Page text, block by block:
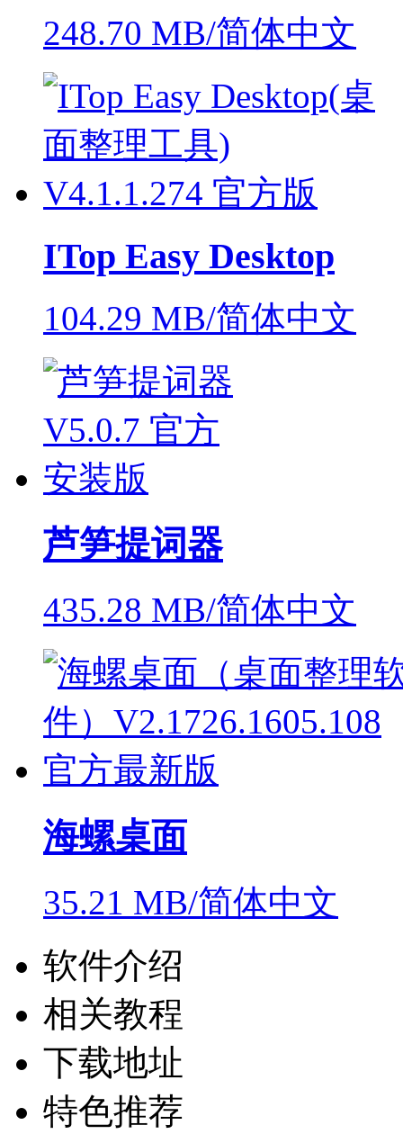
248.70 MB/简体中文
ITop Easy Desktop
104.29 MB/简体中文
芦笋提词器
435.28 MB/简体中文
海螺桌面
35.21 MB/简体中文
软件介绍
相关教程
下载地址
特色推荐